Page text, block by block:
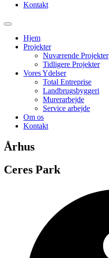
Kontakt
Hjem
Projekter
Nuværende Projekter
Tidligere Projekter
Vores Ydelser
Total Entreprise
Landbrugsbyggeri
Murerarbejde
Service arbejde
Om os
Kontakt
Århus
Ceres Park